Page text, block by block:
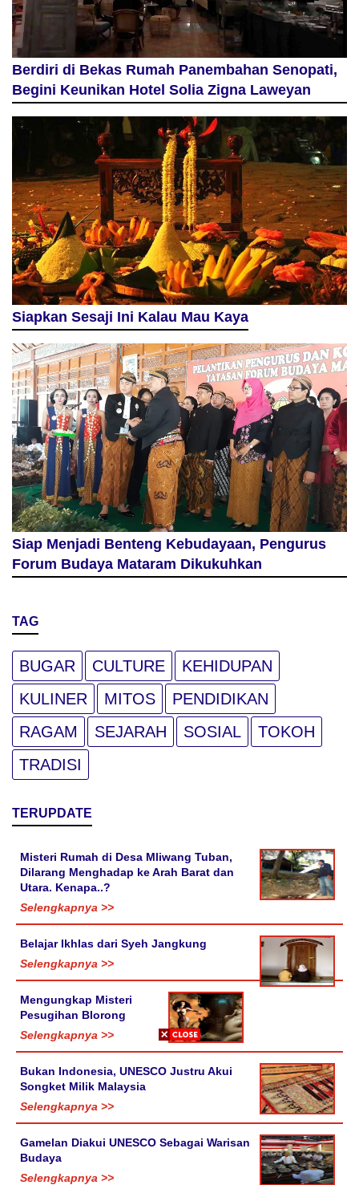
Berdiri di Bekas Rumah Panembahan Senopati,
Begini Keunikan Hotel Solia Zigna Laweyan
Siapkan Sesaji Ini Kalau Mau Kaya
Siap Menjadi Benteng Kebudayaan, Pengurus
Forum Budaya Mataram Dikukuhkan
TAG
BUGAR CULTURE
KEHIDUPAN
KULINER
MITOS
PENDIDIKAN
RAGAM
SEJARAH SOSIAL
TOKOH
TRADISI
TERUPDATE
Misteri Rumah di Desa Mliwang Tuban,
Dilarang Menghadap ke Arah Barat dan
Utara. Kenapa..?
Selengkapnya >>
Belajar Ikhlas dari Syeh Jangkung
Selengkapnya >>
Mengungkap Misteri
Pesugihan Blorong
Selengkapnya >>
Bukan Indonesia, UNESCO Justru Akui
Songket Milik Malaysia
Selengkapnya >>
Gamelan Diakui UNESCO Sebagai Warisan
Budaya
Selengkapnya >>